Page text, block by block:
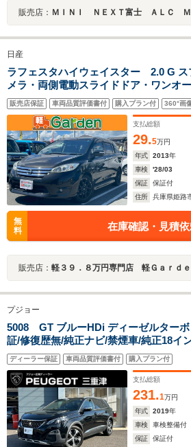
販売店： ＭＩＮＩ ＮＥＸＴ富士 ＡＬＣ ＭＯ
日産
ラフェスタハイウェイスター 2.0 G
メラ・両側電動スライドドア・ワンオ
ビ・Bluetooth・フルセグTV・CD/DVD
アイドリングストップ・3列シート・ベ
ムクリーニング!
販売店保証 車両品質評価書付 購入プラン付 360°画
支払総額
29.5万円
年式
2013年
車検
'28/03
保証
保証付
住所
兵庫県姫路
無
料
在庫確認・見積
販売店： 軽３９．８万円専門店 軽Ｇａｒｄ
プジョー
5008 GT ブルーHDi ディーゼルター
証/修復歴無/純正ナビ/禁煙車/純正18イ
ル/ETC/コントロール/LEDヘッドライト
ブラインドスポットモニター/ルーフレー
ディーラー保証 車両品質評価書付 購入プラン付
支払総額
231.1万円
年式
2019年
車検
車検整備付
保証
保証付